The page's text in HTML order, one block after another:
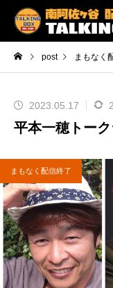
post まもなく
2023.05.17
平本一穂トー
まもなく配信終了